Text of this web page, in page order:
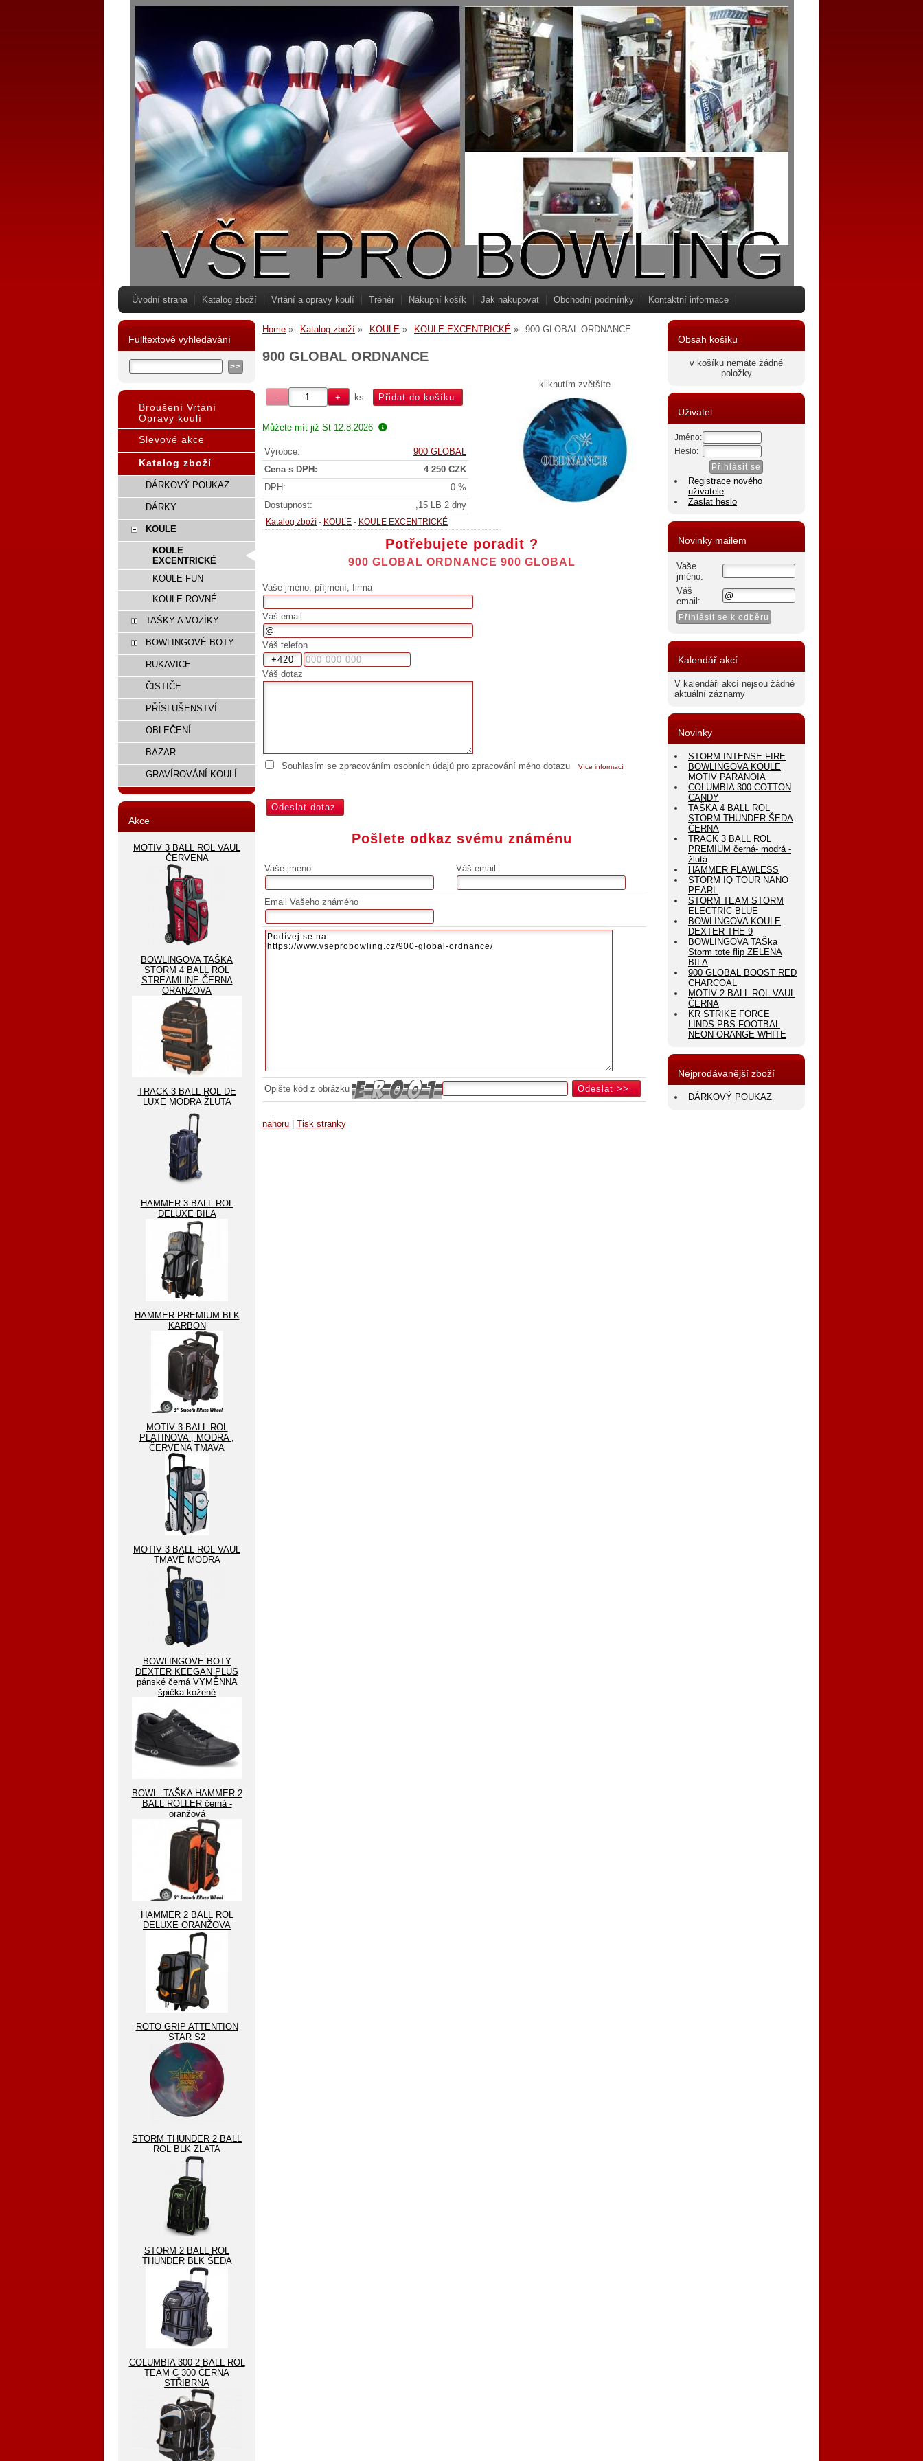
Úvodní strana Katalog zboží Vrtání a opravy koulí Trénér Nákupní košík Jak nakupovat Obchodní podmínky Kontaktní informace
Home Katalog zboží KOULE KOULE EXCENTRICKÉ 900 GLOBAL ORDNANCE
900 GLOBAL ORDNANCE
kliknutím zvětšíte
ks
Můžete mít již St 12.8.2026
Výrobce:
900 GLOBAL
Cena s DPH:
4 250 CZK
DPH:
0 %
Dostupnost:
,15 LB 2 dny
Katalog zboží - KOULE - KOULE EXCENTRICKÉ
Potřebujete poradit ?
900 GLOBAL ORDNANCE 900 GLOBAL
Vaše jméno, příjmení, firma
Váš email
Váš telefon
Váš dotaz
Souhlasím se zpracováním osobních údajů pro zpracování mého dotazu Více informací
Pošlete odkaz svému známénu
Vaše jméno Váš email
Email Vašeho známého
Opište kód z obrázku
nahoru Tisk stranky
Fulltextové vyhledávání
Broušení Vrtání
Opravy koulí
Slevové akce
Katalog zboží
DÁRKOVÝ POUKAZ
DÁRKY
KOULE
KOULE
EXCENTRICKÉ
KOULE FUN
KOULE ROVNÉ
TAŠKY A VOZÍKY
BOWLINGOVÉ BOTY
RUKAVICE
ČISTIČE
PŘÍSLUŠENSTVÍ
OBLEČENÍ
BAZAR
GRAVÍROVÁNÍ KOULÍ
Akce
MOTIV 3 BALL ROL VAUL
ČERVENA
BOWLINGOVA TAŠKA
STORM 4 BALL ROL
STREAMLINE ČERNA
ORANŽOVA
TRACK 3 BALL ROL DE
LUXE MODRA ŽLUTA
HAMMER 3 BALL ROL
DELUXE BILA
HAMMER PREMIUM BLK
KARBON
MOTIV 3 BALL ROL
PLATINOVA , MODRA ,
ČERVENA TMAVA
MOTIV 3 BALL ROL VAUL
TMAVĚ MODRA
BOWLINGOVE BOTY
DEXTER KEEGAN PLUS
pánské černá VYMĚNNA
špička kožené
BOWL .TAŠKA HAMMER 2
BALL ROLLER černá -
oranžová
HAMMER 2 BALL ROL
DELUXE ORANŽOVA
ROTO GRIP ATTENTION
STAR S2
STORM THUNDER 2 BALL
ROL BLK ZLATA
STORM 2 BALL ROL
THUNDER BLK ŠEDA
COLUMBIA 300 2 BALL ROL
TEAM C 300 ČERNA
STŘIBRNA
Obsah košíku
v košíku nemáte žádné
položky
Uživatel
Jméno:
Heslo:
Registrace nového
uživatele
Zaslat heslo
Novinky mailem
Vaše
jméno:
Váš
email:
Kalendář akcí
V kalendáři akcí nejsou žádné
aktuální záznamy
Novinky
STORM INTENSE FIRE
BOWLINGOVA KOULE
MOTIV PARANOIA
COLUMBIA 300 COTTON
CANDY
TAŠKA 4 BALL ROL
STORM THUNDER ŠEDA
ČERNA
TRACK 3 BALL ROL
PREMIUM černá- modrá -
žlutá
HAMMER FLAWLESS
STORM IQ TOUR NANO
PEARL
STORM TEAM STORM
ELECTRIC BLUE
BOWLINGOVA KOULE
DEXTER THE 9
BOWLINGOVA TAŠka
Storm tote flip ZELENA
BILA
900 GLOBAL BOOST RED
CHARCOAL
MOTIV 2 BALL ROL VAUL
ČERNA
KR STRIKE FORCE
LINDS PBS FOOTBAL
NEON ORANGE WHITE
Nejprodávanější zboží
DÁRKOVÝ POUKAZ